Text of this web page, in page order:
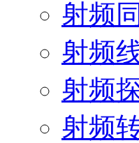
射频
射频
射频
射频